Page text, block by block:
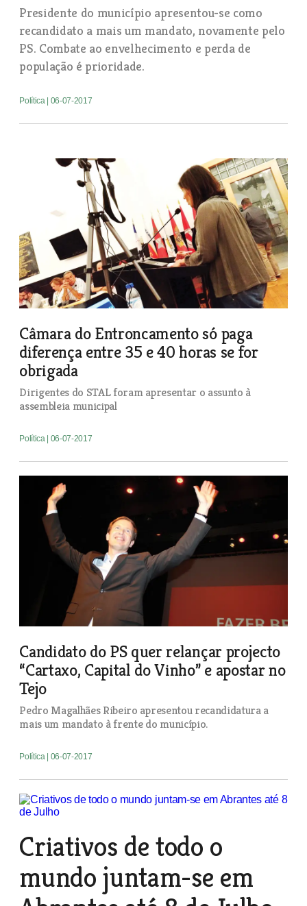
Presidente do município apresentou-se como
recandidato a mais um mandato, novamente pelo
PS. Combate ao envelhecimento e perda de
população é prioridade.
Política | 06-07-2017
Câmara do Entroncamento só paga
diferença entre 35 e 40 horas se for
obrigada
Dirigentes do STAL foram apresentar o assunto à
assembleia municipal
Política | 06-07-2017
Candidato do PS quer relançar projecto
“Cartaxo, Capital do Vinho” e apostar no
Tejo
Pedro Magalhães Ribeiro apresentou recandidatura a
mais um mandato à frente do município.
Política | 06-07-2017
Criativos de todo o
mundo juntam-se em